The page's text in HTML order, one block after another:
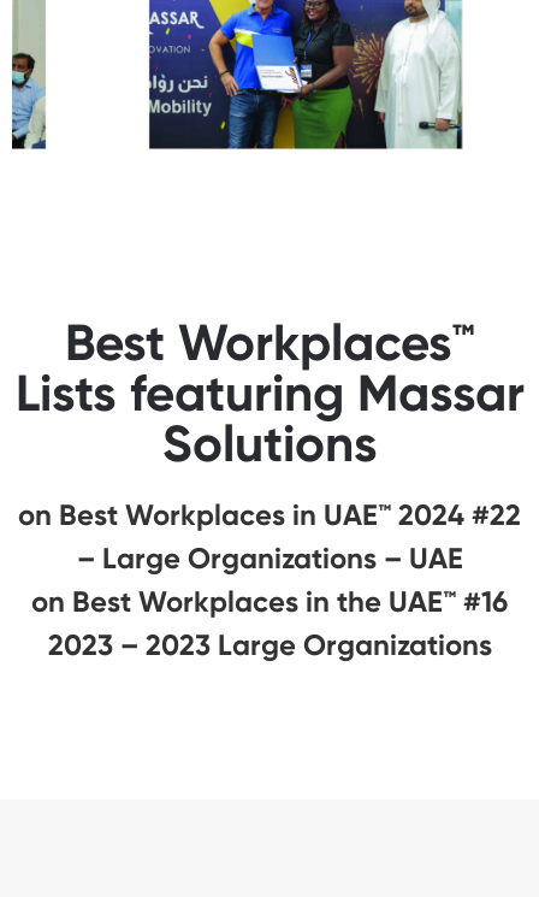
Best Workplaces™
Lists featuring Massar
Solutions
#22 on Best Workplaces in UAE™ 2024
– Large Organizations – UAE
#16 on Best Workplaces in the UAE™
2023 – 2023 Large Organizations